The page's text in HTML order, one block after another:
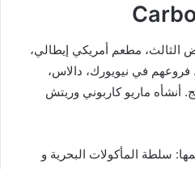
الثالث، مطعم أمريكي إيطالي،
فروعهم في نيويورك، دالاس،
أنشأه ماريو كاربوني وريتش
سلطة المأكولات البحرية و